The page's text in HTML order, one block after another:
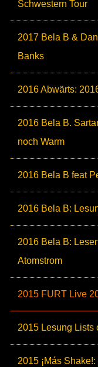
Schwestern Tour
2017 Bela B &
Banks
2016 Abwärts:
2016 Bela B.
noch Warm
2016 Bela B feat
2016 Bela B:
2016 Bela B:
Atomstrom
2015 FURT Live
2015 Lesung Lists
2015 ¡Más